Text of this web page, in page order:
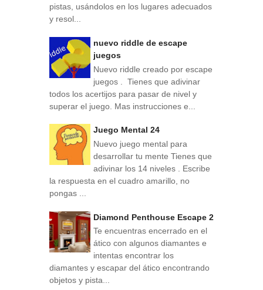
pistas, usándolos en los lugares adecuados
y resol...
nuevo riddle de escape
juegos
Nuevo riddle creado por escape
juegos . Tienes que adivinar
todos los acertijos para pasar de nivel y
superar el juego. Mas instrucciones e...
Juego Mental 24
Nuevo juego mental para
desarrollar tu mente Tienes que
adivinar los 14 niveles . Escribe
la respuesta en el cuadro amarillo, no
pongas ...
Diamond Penthouse Escape 2
Te encuentras encerrado en el
ático con algunos diamantes e
intentas encontrar los
diamantes y escapar del ático encontrando
objetos y pista...